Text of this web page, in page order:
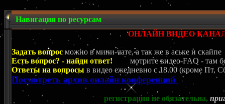
Навигация по ресурсам
ОНЛАЙН ВИДЕО
Задать вопрос можно в мини-чате, а так же в аське и скайпе
Есть вопрос? - найди ответ!
Посмотрите видео-FAQ - там
Ответы на вопросы в видео ежедневно c 18.00 (кроме Пт,
Посмотреть архив онлайн конференций
регистрация не обязательна,